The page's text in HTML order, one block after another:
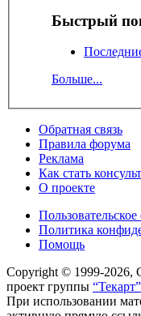
Быстрый
Больше...
Обратная связь
Правила форума
Реклама
Как стать
О проекте
Политика
Помощь
Copyright © 1999-
проект группы “Текарт”
При использовании